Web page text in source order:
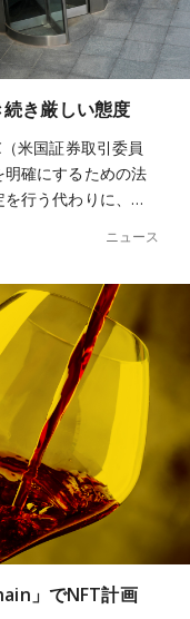
き厳しい態度
米国証券取引委員
確にするための法
を行う代わりに、…
ニュース
」でNFT計画